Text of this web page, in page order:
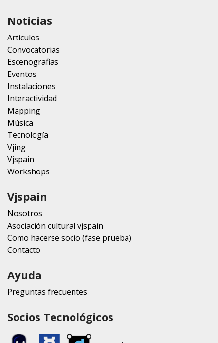
Noticias
Artículos
Convocatorias
Escenografias
Eventos
Instalaciones
Interactividad
Mapping
Música
Tecnología
Vjing
Vjspain
Workshops
Vjspain
Nosotros
Asociación cultural vjspain
Como hacerse socio (fase prueba)
Contacto
Ayuda
Preguntas frecuentes
Socios Tecnológicos